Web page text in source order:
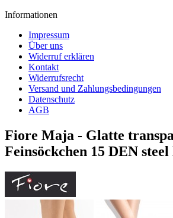
Informationen
Impressum
Über uns
Widerruf erklären
Kontakt
Widerrufsrecht
Versand und Zahlungsbedingungen
Datenschutz
AGB
Fiore Maja - Glatte
Feinsöckchen 15 DEN